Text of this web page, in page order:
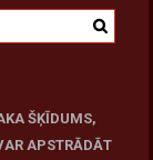
ŠĶĪDUMS,
APSTRĀDĀT